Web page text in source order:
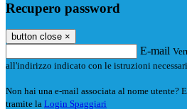
Recupero password
button close ×
E-mail
all'indirizzo indicato con le istruzioni
Non hai una e-mail associata al nome utente?
tramite la Login Spaggiari